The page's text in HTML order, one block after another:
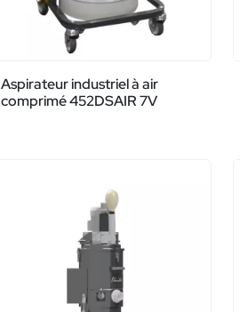
Aspirateur industriel à air
comprimé 452DSAIR 7V